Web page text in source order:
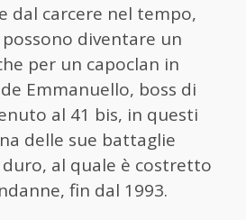
dal carcere nel tempo,
diventare un
per un capoclan in
Emmanuello, boss di
al 41 bis, in questi
delle sue battaglie
al quale è costretto
fin dal 1993.